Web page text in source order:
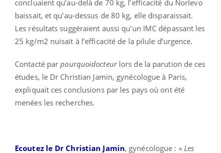
concluaient qu’au-delà de 70 kg, l’efficacité du Norlevo
baissait, et qu’au-dessus de 80 kg, elle disparaissait.
Les résultats suggéraient aussi qu’un IMC dépassant les
25 kg/m2 nuisait à l’efficacité de la pilule d’urgence.
Contacté parpourquoidocteurlors de la parution de ces
études, le Dr Christian Jamin, gynécologue à Paris,
expliquait ces conclusions par les pays où ont été
menées les recherches.
Ecoutez le Dr Christian Jamin, gynécologue : « Les